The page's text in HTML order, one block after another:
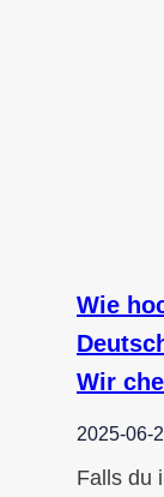
Wie
Wir
2025-06-
Falls du